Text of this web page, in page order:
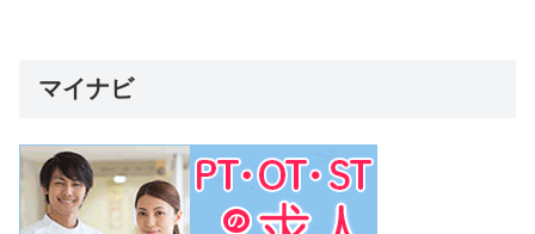
マイナビ